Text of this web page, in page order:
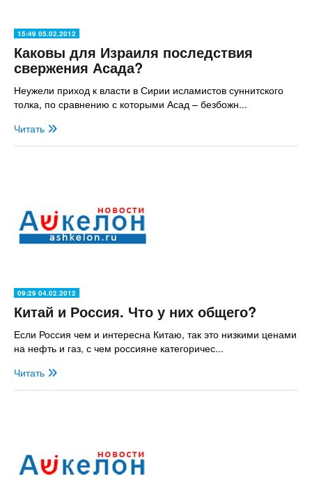
15:49 05.02.2012
Каковы для Израиля последствия
свержения Асада?
Неужели приход к власти в Сирии исламистов суннитского
толка, по сравнению с которыми Асад – безбожн...
Читать
09:29 04.02.2012
Китай и Россия. Что у них общего?
Если Россия чем и интересна Китаю, так это низкими ценами
на нефть и газ, с чем россияне категоричес...
Читать